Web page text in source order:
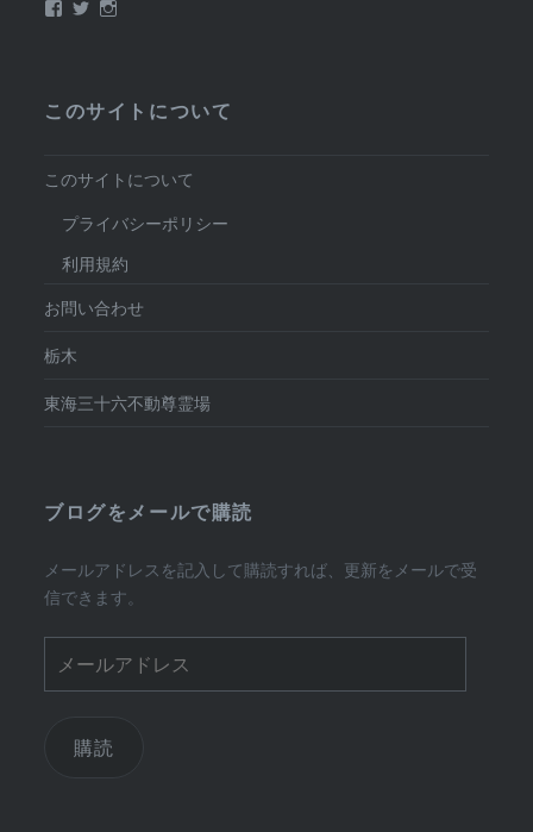
Facebook
Twitter
このサイトについて
このサイトについて
プライバシーポリシー
利用規約
お問い合わせ
栃木
東海三十六不動尊霊場
ブログをメールで購読
メールアドレスを記入して購読すれば、更新をメールで受
信できます。
ー
購読